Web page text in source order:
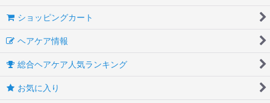
ショッピングカート
ヘアケア情報
総合ヘアケア人気ランキング
お気に入り